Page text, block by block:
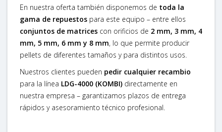
En nuestra oferta también disponemos de toda la
gama de repuestos para este equipo – entre ellos
conjuntos de matrices con orificios de 2 mm, 3 mm, 4
mm, 5 mm, 6 mm y 8 mm, lo que permite producir
pellets de diferentes tamaños y para distintos usos.
Nuestros clientes pueden pedir cualquier recambio
para la línea LDG-4000 (KOMBI) directamente en
nuestra empresa – garantizamos plazos de entrega
rápidos y asesoramiento técnico profesional.